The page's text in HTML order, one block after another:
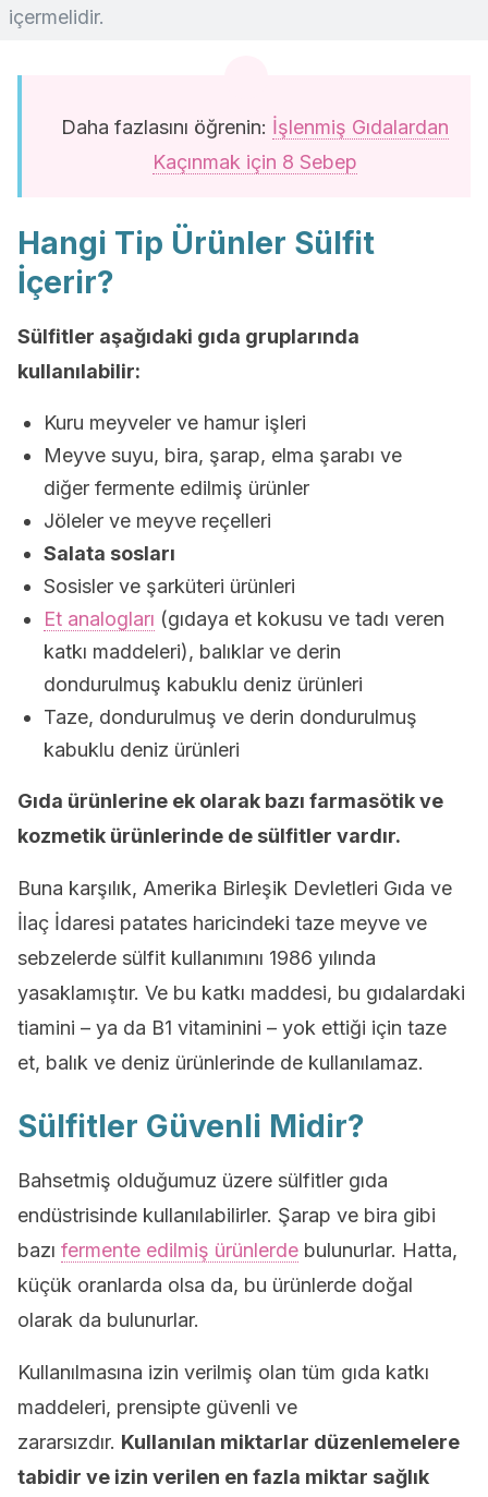
içermelidir.
Daha fazlasını öğrenin: İşlenmiş Gıdalardan
Kaçınmak için 8 Sebep
Hangi Tip Ürünler Sülfit
İçerir?
Sülfitler aşağıdaki gıda gruplarında
kullanılabilir:
Kuru meyveler ve hamur işleri
Meyve suyu, bira, şarap, elma şarabı ve
diğer fermente edilmiş ürünler
Jöleler ve meyve reçelleri
Salata sosları
Sosisler ve şarküteri ürünleri
Et analogları (gıdaya et kokusu ve tadı veren
katkı maddeleri), balıklar ve derin
dondurulmuş kabuklu deniz ürünleri
Taze, dondurulmuş ve derin dondurulmuş
kabuklu deniz ürünleri
Gıda ürünlerine ek olarak bazı farmasötik ve
kozmetik ürünlerinde de sülfitler vardır.
Buna karşılık, Amerika Birleşik Devletleri Gıda ve
İlaç İdaresi patates haricindeki taze meyve ve
sebzelerde sülfit kullanımını 1986 yılında
yasaklamıştır. Ve bu katkı maddesi, bu gıdalardaki
tiamini – ya da B1 vitaminini – yok ettiği için taze
et, balık ve deniz ürünlerinde de kullanılamaz.
Sülfitler Güvenli Midir?
Bahsetmiş olduğumuz üzere sülfitler gıda
endüstrisinde kullanılabilirler. Şarap ve bira gibi
bazı fermente edilmiş ürünlerde bulunurlar. Hatta,
küçük oranlarda olsa da, bu ürünlerde doğal
olarak da bulunurlar.
Kullanılmasına izin verilmiş olan tüm gıda katkı
maddeleri, prensipte güvenli ve
zararsızdır. Kullanılan miktarlar düzenlemelere
tabidir ve izin verilen en fazla miktar sağlık